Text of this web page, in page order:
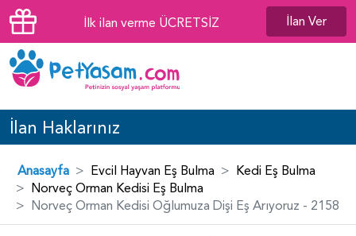
İlk ilan verme ÜCRETSİZ İlan Ver
İlan Haklarınız
Anasayfa Evcil Hayvan Eş Bulma
Kedi Eş Bulma
Norveç Orman Kedisi Eş Bulma
Norveç Orman Kedisi Oğlumuza Dişi Eş Arıyoruz - 2158